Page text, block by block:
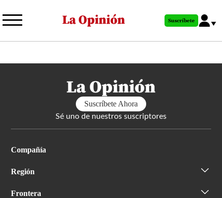
al
principal
Suscríbete
Suscríbete Ahora
Sé uno de nuestros suscriptores
Compañía
Región
Frontera